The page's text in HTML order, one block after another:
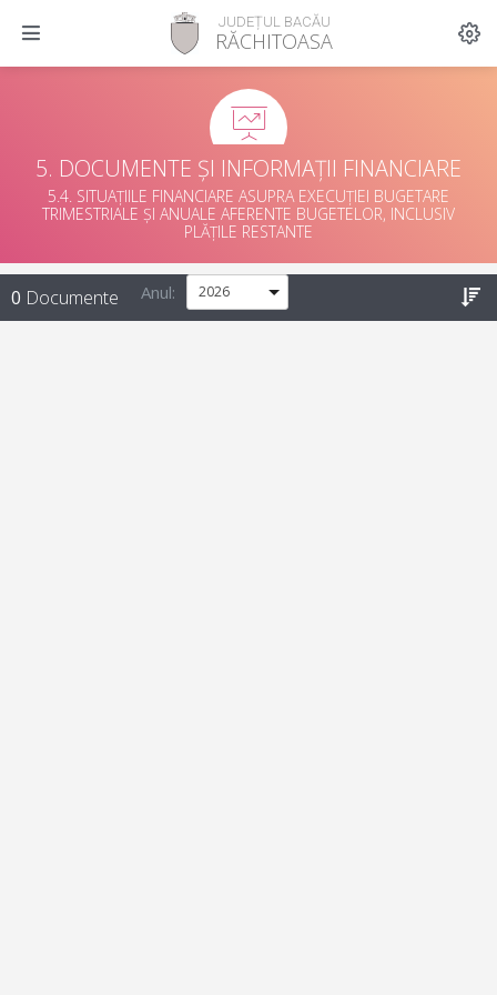
JUDEȚUL BACĂU
RĂCHITOASA
5. DOCUMENTE ȘI INFORMAȚII FINANCIARE
5.4. SITUAȚIILE FINANCIARE ASUPRA EXECUȚIEI BUGETARE
TRIMESTRIALE ȘI ANUALE AFERENTE BUGETELOR, INCLUSIV
PLĂȚILE RESTANTE
0 Documente Anul: